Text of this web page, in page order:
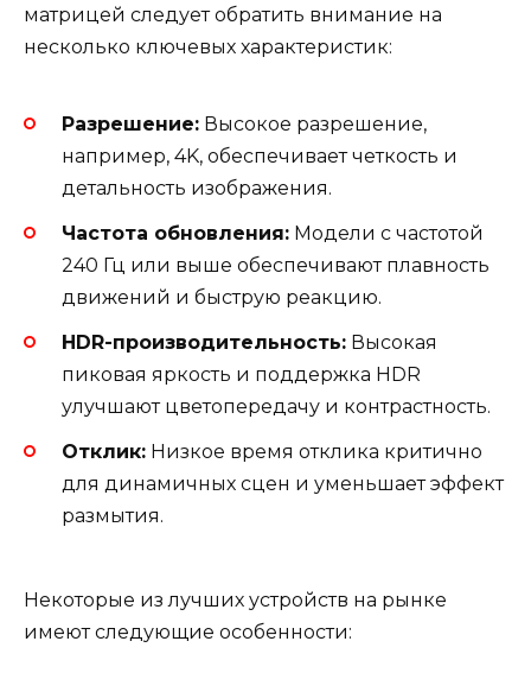
матрицей следует обратить внимание на
несколько ключевых характеристик:
Разрешение: Высокое разрешение,
например, 4K, обеспечивает четкость и
детальность изображения.
Частота обновления: Модели с частотой
240 Гц или выше обеспечивают плавность
движений и быструю реакцию.
HDR-производительность: Высокая
пиковая яркость и поддержка HDR
улучшают цветопередачу и контрастность.
Отклик: Низкое время отклика критично
для динамичных сцен и уменьшает эффект
размытия.
Некоторые из лучших устройств на рынке
имеют следующие особенности: